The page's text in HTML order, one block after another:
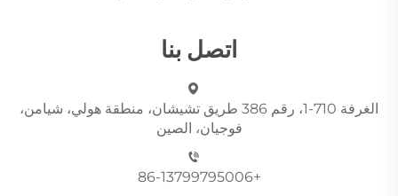
اتصل بنا
الغرفة 710-1، رقم 386 طريق تشيشان، منطقة هولي، شيامن،
فوجيان، الصين
+86-13799795006